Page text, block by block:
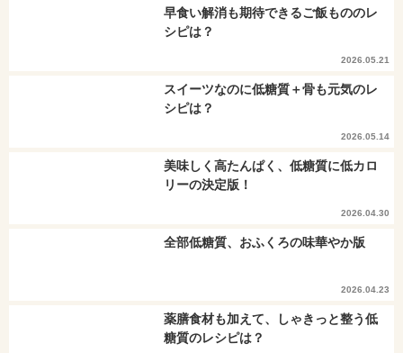
早食い解消も期待できるご飯もののレ
シピは？
2026.05.21
スイーツなのに低糖質＋骨も元気のレ
シピは？
2026.05.14
美味しく高たんぱく、低糖質に低カロ
リーの決定版！
2026.04.30
全部低糖質、おふくろの味華やか版
2026.04.23
薬膳食材も加えて、しゃきっと整う低
糖質のレシピは？